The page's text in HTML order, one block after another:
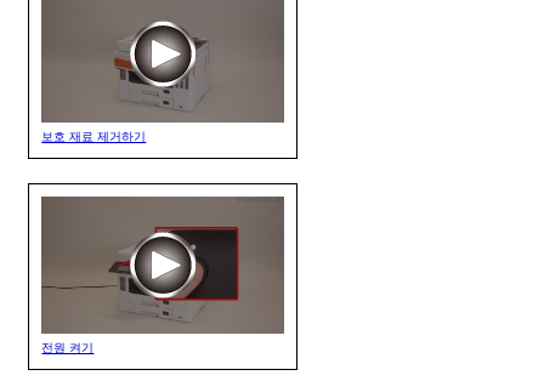
보호 재료 제거하기
전원 켜기